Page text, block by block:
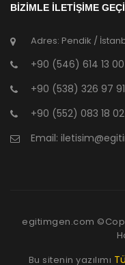
BİZİMLE İLETİŞİME
Adres: Pendik /
+90 (546) 614 13 00
+90 (538) 326 97 91
+90 (552) 083 18 02
Email:
egitimgen.com
Bu sitenin yazılımı